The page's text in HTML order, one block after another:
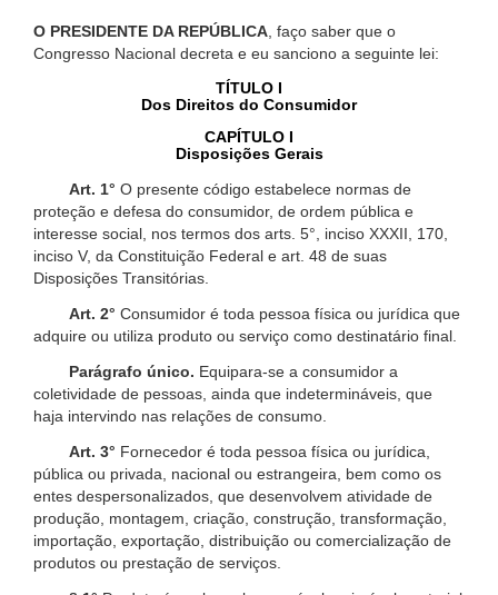
O PRESIDENTE DA REPÚBLICA , faço saber que o
Congresso Nacional decreta e eu sanciono a seguinte lei:
TÍTULO I
Dos Direitos do Consumidor
CAPÍTULO I
Disposições Gerais
Art. 1° O presente código estabelece normas de
proteção e defesa do consumidor, de ordem pública e
interesse social, nos termos dos arts. 5°, inciso XXXII, 170,
inciso V, da Constituição Federal e art. 48 de suas
Disposições Transitórias.
Art. 2° Consumidor é toda pessoa física ou jurídica que
adquire ou utiliza produto ou serviço como destinatário final.
Parágrafo único. Equipara-se a consumidor a
coletividade de pessoas, ainda que indetermináveis, que
haja intervindo nas relações de consumo.
Art. 3° Fornecedor é toda pessoa física ou jurídica,
pública ou privada, nacional ou estrangeira, bem como os
entes despersonalizados, que desenvolvem atividade de
produção, montagem, criação, construção, transformação,
importação, exportação, distribuição ou comercialização de
produtos ou prestação de serviços.